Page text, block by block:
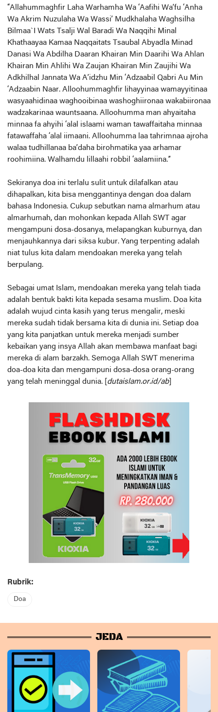
“Allahummaghfir Laha Warhamha Wa ‘Aafihi Wa’fu ‘Anha
Wa Akrim Nuzulaha Wa Wassi’ Mudkhalaha Waghsilha
Bilmaa`I Wats Tsalji Wal Baradi Wa Naqqihi Minal
Khathaayaa Kamaa Naqqaitats Tsaubal Abyadla Minad
Danasi Wa Abdilha Daaran Khairan Min Daarihi Wa Ahlan
Khairan Min Ahlihi Wa Zaujan Khairan Min Zaujihi Wa
Adkhilhal Jannata Wa A’idzhu Min ‘Adzaabil Qabri Au Min
‘Adzaabin Naar. Alloohummaghfir lihayyinaa wamayyitinaa
wasyaahidinaa waghooibinaa washoghiironaa wakabiironaa
wadzakarinaa wauntsaana. Alloohumma man ahyaitaha
minnaa fa ahyihi ‘alal islaami waman tawaffaitaha minnaa
fatawaffaha ‘alal iimaani. Alloohumma laa tahrimnaa ajroha
walaa tudhillanaa ba’daha birohmatika yaa arhamar
roohimiina. Walhamdu lillaahi robbil ‘aalamiina.”
Sekiranya doa ini terlalu sulit untuk dilafalkan atau
dihapalkan, kita bisa menggantinya dengan doa dalam
bahasa Indonesia. Cukup sebutkan nama almarhum atau
almarhumah, dan mohonkan kepada Allah SWT agar
mengampuni dosa-dosanya, melapangkan kuburnya, dan
menjauhkannya dari siksa kubur. Yang terpenting adalah
niat tulus kita dalam mendoakan mereka yang telah
berpulang.
Sebagai umat Islam, mendoakan mereka yang telah tiada
adalah bentuk bakti kita kepada sesama muslim. Doa kita
adalah wujud cinta kasih yang terus mengalir, meski
mereka sudah tidak bersama kita di dunia ini. Setiap doa
yang kita panjatkan untuk mereka menjadi sumber
kebaikan yang insya Allah akan membawa manfaat bagi
mereka di alam barzakh. Semoga Allah SWT menerima
doa-doa kita dan mengampuni dosa-dosa orang-orang
yang telah meninggal dunia. [ dutaislam.or.id/ab]
Rubrik:
Doa
JEDA